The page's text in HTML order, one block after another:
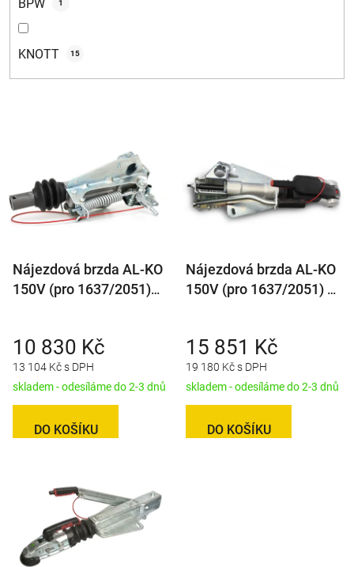
BPW 1
KNOTT 15
i
s
p
o
d
k
ů
Nájezdová brzda AL-KO
150V (pro 1637/2051)
13 104 Kč s DPH
10 830 Kč
skladem - odesíláme do 2-3 dnů
DO KOŠÍKU
Nájezdová brzda AL-KO
150V (pro 1637/2051) s
19 180 Kč s DPH
15 851 Kč
skladem - odesíláme do 2-3 dnů
DO KOŠÍKU